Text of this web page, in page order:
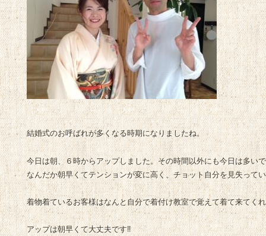
結婚式のお呼ばれが多くなる時期になりましたね。
今日は朝、６時からアップしました。その時間以外にも今日は多い
なんだか朝早くてテンションが変に高く、チョット自分を見失って
着物着ているお客様はなんと自分で着付け教室で覚えて着て来てく
アップは朝早くて大丈夫です‼︎